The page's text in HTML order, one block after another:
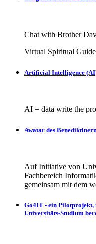
Chat with Brother
Virtual Spiritual Guide
Artificial Intelligence
AI = data write the
Awatar des
Auf Initiative von
Fachbereich
gemeinsam mit dem
Go4IT - ein
Universitäts-Studium